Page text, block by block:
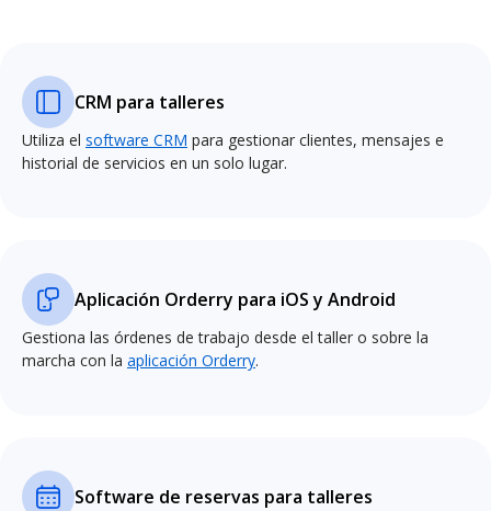
CRM para talleres
Utiliza el software CRM para gestionar clientes, mensajes e
historial de servicios en un solo lugar.
Aplicación Orderry para iOS y Android
Gestiona las órdenes de trabajo desde el taller o sobre la
marcha con la aplicación Orderry.
Software de reservas para talleres